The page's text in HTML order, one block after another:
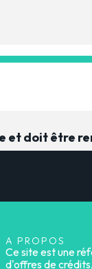
et doit être
A PROPOS
Ce site est une
d'offres de